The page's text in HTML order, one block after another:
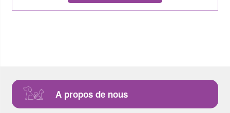
A propos de nous